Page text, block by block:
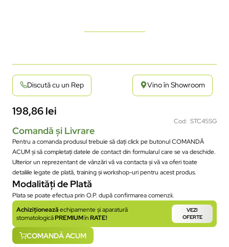
Discută cu un Rep Vino în Showroom
198,86lei
Cod: STC45SG
Comandă și Livrare
Pentru a comanda produsul trebuie să dați click pe butonul COMANDĂ
ACUM și să completați datele de contact din formularul care se va deschide.
Ulterior un reprezentant de vânzări vă va contacta și vă va oferi toate
detaliile legate de plată, training și workshop-uri pentru acest produs.
Modalități de Plată
Plata se poate efectua prin O.P. după confirmarea comenzii.
Achiziționeazăechipamente și aparatură
stomatologicăPREMIUMînRATE!
VEZI
OFERTE
COMANDĂ ACUM